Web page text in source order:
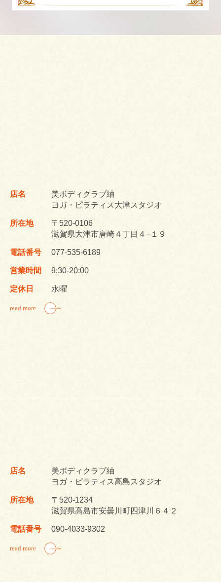
店名
美ボディクラブ紬
ヨガ・ピラティス大津スタジオ
所在地
〒520-0106
滋賀県大津市唐崎４丁目４−１９
電話番号 077-535-6189
営業時間 9:30-20:00
定休日 水曜
read more
店名
美ボディクラブ紬
ヨガ・ピラティス高島スタジオ
所在地
〒520-1234
滋賀県高島市安曇川町四津川６４２
電話番号 090-4033-9302
read more